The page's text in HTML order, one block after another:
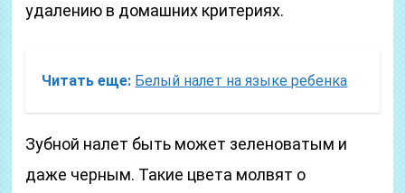
удалению в домашних критериях.
Читать еще: Белый налет на языке ребенка
Зубной налет быть может зеленоватым и
даже черным. Такие цвета молвят о